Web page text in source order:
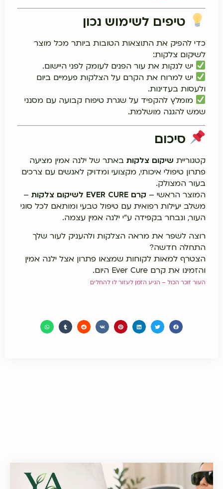
טיפים לשימוש נכון
כדי להפיק את התוצאות הטובות ביותר מכל מוצר
לשיקום צלקות:
יש לנקות את עור הפנים לעומק לפני היישום.
יש למרוח את הקרם על הצלקות פעמיים ביום
ולעסות בעדינות.
מומלץ להקפיד על שגרת טיפוח קבועה עם מסנני
שמש להגנה מושלמת.
סיכום
קטגוריית שיקום צלקות באתר של ילנה אמין מציעה
פתרון טיפולי איכותי, מקצועי ומדויק לאנשים עם צרכים
בעור המצולק.
המוצר הראשי – קרם EVER CURE לשיקום צלקות
–
משלב יעילות רפואית עם טיפול טבעי ומותאם לכל סוגי
העור, ונבחר בקפידה ע"י ילנה אמין עצמה.
רוצה לשפר את מראה הצלקות ולהעניק לעור שלך
התחלה חדשה?
הצטרף למאות לקוחות שמצאו פתרון אצל ילנה אמין
והזמינו את קרם Ever Cure היום.
העור זוכר הכול – הגיע הזמן לעזור לו להחלים